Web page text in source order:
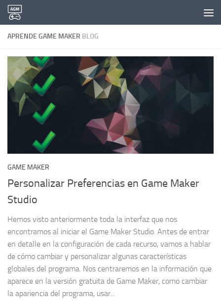
Saltar al contenido
APRENDE GAME MAKER BLOG
GAME MAKER
Personalizar Preferencias en Game Maker
Studio
Hemos visto anteriormente toda la interfaz que nos
encontramos al iniciar el Game Maker Studio. Antes de entrar
en detalle en la configuración de cada recurso, vamos a hablar
de cómo cambiar y personalizar algunas características
globales del programa. Nos centraremos en la información que
aparece en la versión gratuita de Game Maker, como cambiar
la apariencia del programa, usar...